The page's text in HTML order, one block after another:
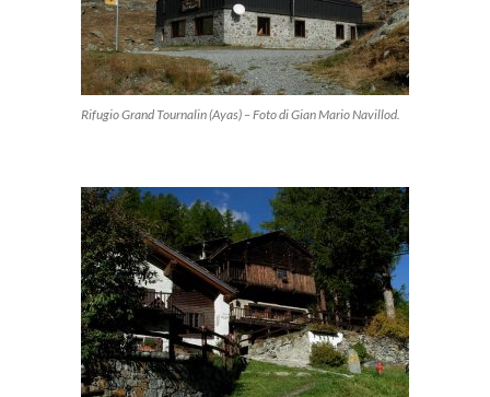
Rifugio Grand Tournalin (Ayas) – Foto di Gian Mario Navillod.